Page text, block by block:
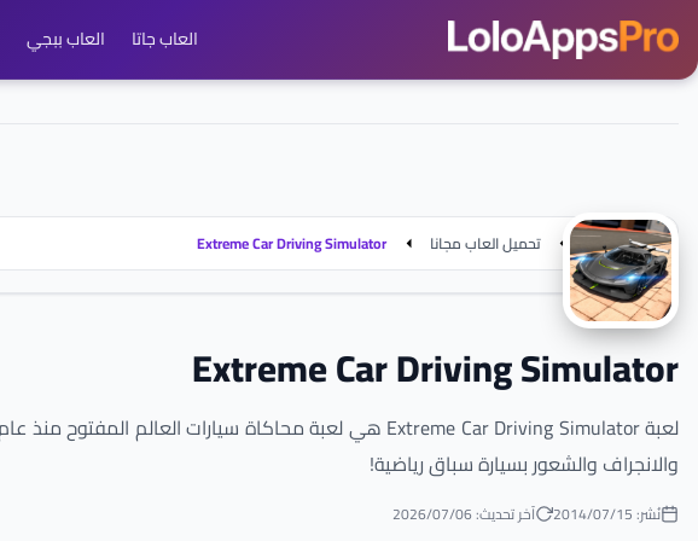
العاب جاتا العاب ببجي
الرئيسية تحميل العاب مجانا Extreme Car Driving Simulator
Extreme Car Driving Simulator
والانجراف والشعور بسيارة سباق رياضية!
نُشر: 15‏/07‏/2014 آخر تحديث: 06‏/07‏/2026